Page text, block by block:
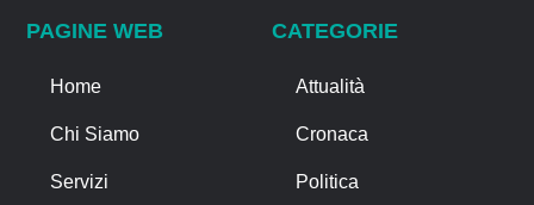
PAGINE WEB
Home
Chi Siamo
Servizi
CATEGORIE
Attualità
Cronaca
Politica